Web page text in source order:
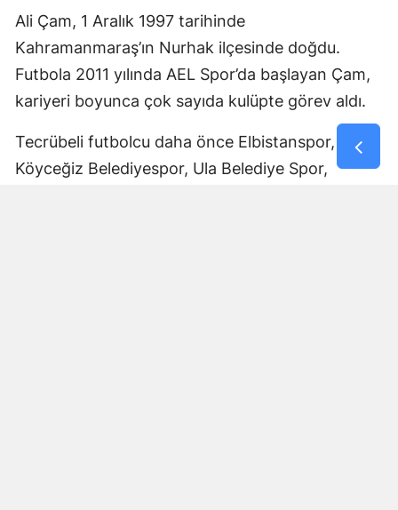
Ali Çam, 1 Aralık 1997 tarihinde
Kahramanmaraş’ın Nurhak ilçesinde doğdu.
Futbola 2011 yılında AEL Spor’da başlayan Çam,
kariyeri boyunca çok sayıda kulüpte görev aldı.
Tecrübeli futbolcu daha önce Elbistanspor,
Köyceğiz Belediyespor, Ula Belediye Spor,